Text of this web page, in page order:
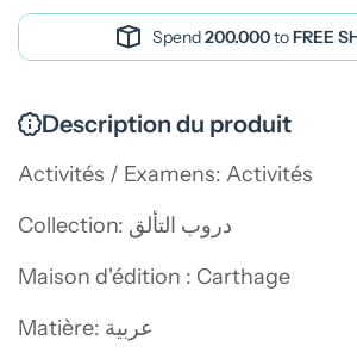
Spend200.000toFREE
Description du produit
Activités / Examens: Activités
Collection: دروب التألق
Maison d'édition : Carthage
Matière: عربية